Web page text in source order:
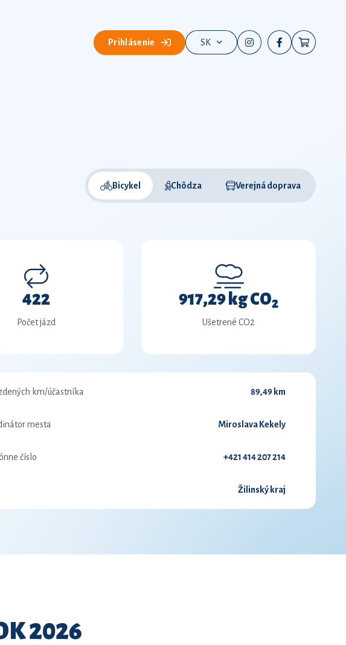
Prihlásenie SK
Bicykel Chôdza Verejná doprava
422
Počet jázd
917,29 kg CO2
Ušetrené CO2
km/účastníka 89,49 km
mesta Miroslava Kekely
číslo +421 414 207 214
Žilinský kraj
2026